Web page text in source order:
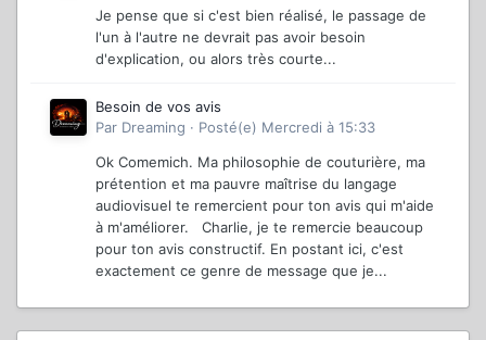
Je pense que si c'est bien réalisé, le passage de
l'un à l'autre ne devrait pas avoir besoin
d'explication, ou alors très courte...
Besoin de vos avis
Par Dreaming · Posté(e) Mercredi à 15:33
Ok Comemich. Ma philosophie de couturière, ma
prétention et ma pauvre maîtrise du langage
audiovisuel te remercient pour ton avis qui m'aide
à m'améliorer. Charlie, je te remercie beaucoup
pour ton avis constructif. En postant ici, c'est
exactement ce genre de message que je...